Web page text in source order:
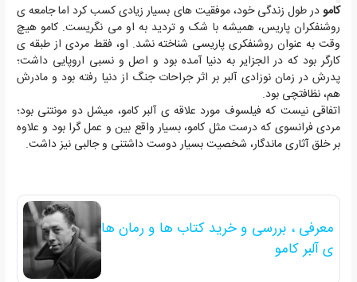
کامودر طول زندگی خود، موفقیت های بسیار زیادی کسب کرد اما جامعه ی
روشنفکران پاریس، همیشه با شک و تردید به او می نگریست. کامو هیچ
وقت به عنوان روشنفکری پاریسی شناخته نشد. او، فقط مردی از طبقه ی
کارگر بود که در الجزایر به دنیا آمده بود و اصل و نسبی اروپایی داشت؛
پدرش در زمان نوزادی آلبر بر اثر جراحات جنگ از دنیا رفته بود و مادرش
هم، نظافتچی بود.
اتفاقی نیست که فیلسوف مورد علاقه ی آلبر کامو، میشل دو مونتنی بود؛
مردی فرانسوی که درست مثل کامو، بسیار واقع بین و عمل گرا بود و علاوه
بر خلق آثاری ماندگار، شخصیت بسیار دوست داشتنی و جالبی نیز داشت.
معرفی ، بررسی و خرید کتاب ها و رمان ها
ی آلبر کامو